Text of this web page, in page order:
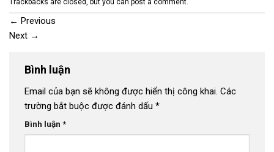
← Previous
Next →
Bình luận
Email của bạn sẽ không được hiển thị công khai. Các
trường bắt buộc được đánh dấu *
Bình luận *